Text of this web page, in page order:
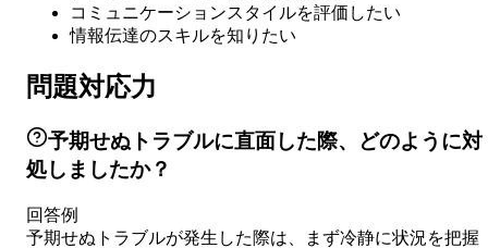
コミュニケーションスタイルを評価したい
情報伝達のスキルを知りたい
問題対応力
予期せぬトラブルに直面した際、どのように対
処しましたか？
回答例
予期せぬトラブルが発生した際は、まず冷静に状況を把握